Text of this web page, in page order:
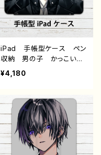
師 オリジナル デザイ
ン グッズ タイトル：黒野
京 デザイン61 作：黒野京
iPad 手帳型ケース ペン
収納 男の子 かっこい
い イケメン おしゃれ ク
ール エモい 病みかわい
ンズ 黒髪 銀髪 ピア
ス スーツ ネクタイ ア
イパッドカバー 個性的
おすすめ 人気 イラスト
レーター クリエイター
絵師 オリジナル デザイ
¥4,180